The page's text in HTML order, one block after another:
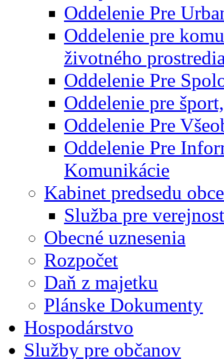
Oddelenie Pre
Oddelenie pre
životného
Oddelenie Pre
Oddelenie pre
Oddelenie Pre
Oddelenie Pre
Komunikácie
Kabinet predsedu obce
Služba pre
Obecné uznesenia
Rozpočet
Daň z majetku
Plánske Dokumenty
Hospodárstvo
Služby pre občanov